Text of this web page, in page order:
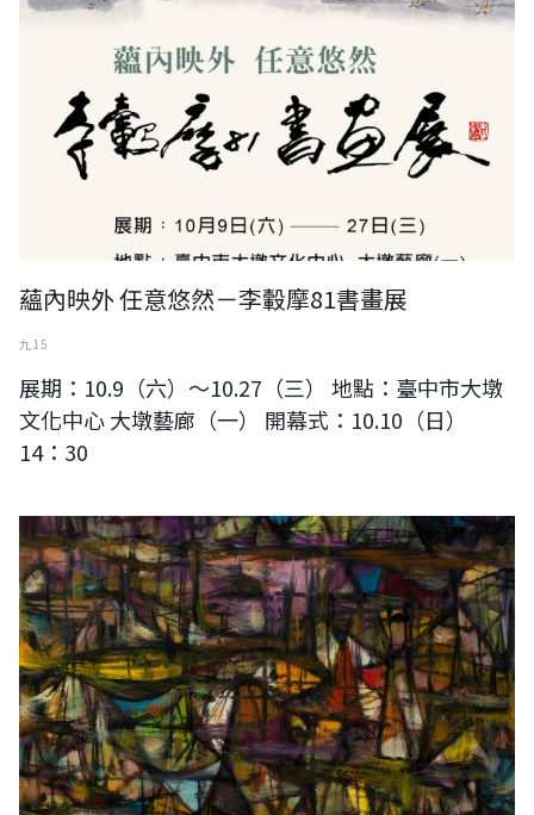
蘊內映外 任意悠然－李轂摩81書畫展
九 15
展期：10.9（六）～10.27（三） 地點：臺中市大墩
文化中心 大墩藝廊（一） 開幕式：10.10（日）
14：30
蘇奕榮---千帆過境 52.5x45 cm